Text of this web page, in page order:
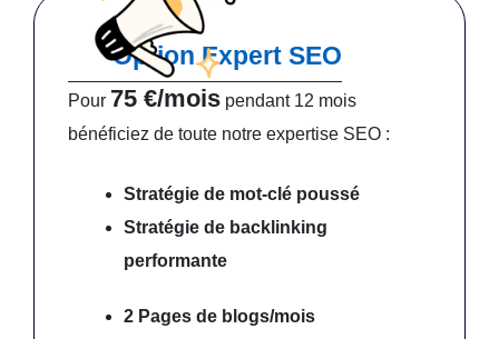
Option Expert SEO
Pour 75 €/mois pendant 12 mois
bénéficiez de toute notre expertise SEO :
Stratégie de mot-clé poussé
Stratégie de backlinking
performante
2 Pages de blogs/mois